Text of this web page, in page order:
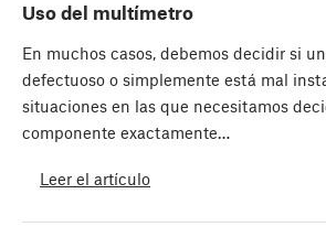
Uso del multímetro
En muchos casos, debemos decidir si
defectuoso o simplemente está mal
situaciones en las que necesitamos
componente exactamente…
Leer el artículo